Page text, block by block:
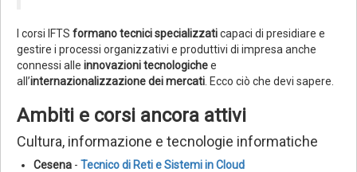
I corsi IFTS formano tecnici specializzaticapaci di presidiare e
gestire i processi organizzativi e produttivi di impresa anche
connessi alle innovazioni tecnologichee
all’internazionalizzazione dei mercati . Ecco ciò che devi sapere.
Ambiti e corsi ancora attivi
Cultura, informazione e tecnologie informatiche
Cesena - Tecnico di Reti e Sistemi in Cloud